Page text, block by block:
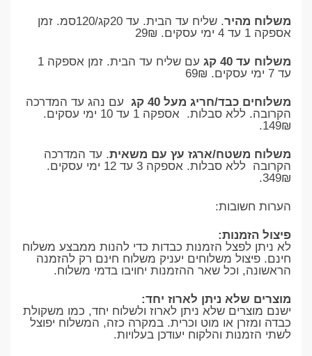
משלוח מהיר
. שליח עד הבית. עד 20קג/120סמ. זמן
אספקה 1 עד 4 ימי עסקים. 29₪
משלוח עד 40 קג
עם שליח עד הבית. זמן אספקה 1
עד 7 ימי עסקים. 69₪
משלוחים כבד/חריג מעל 40 קג
עם נהג עד המדרכה
הקרובה. ללא סבלות. אספקה 1 עד 10 ימי עסקים.
149₪.
משלוח משטח/ארגז עץ עם משאית. עד המדרכה
הקרובה ללא סבלות. אספקה 3 עד 12 ימי עסקים.
349₪.
הערות חשובות:
פיצול הזמנות:
לא ניתן לפצל הזמנות כבדות כדי להנות ממבצע משלוח
חינם. פיצול משלוחים יעניק משלוח חינם רק להזמנה
הראשונה, וכל שאר ההזמנות יחויבו בדמי משלוח.
מוצרים שלא ניתן לארוז יחד:
ישנם מוצרים שלא ניתן לארוז ולשלוח יחד, כמו משקולת
כבדה ומזרן או מוט וכרית. במקרה כזה, המשלוח יפוצל
לשתי הזמנות והלקוח יעודכן בעלויות.